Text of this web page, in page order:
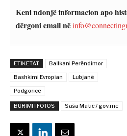
Keni ndonjë informacion apo
dërgoni email në
ETIKETAT
Ballkani Perëndimor
Bashkimi Evropian
Lubjanë
Podgoricë
BURIMI I FOTOS Saša Matić / gov.me